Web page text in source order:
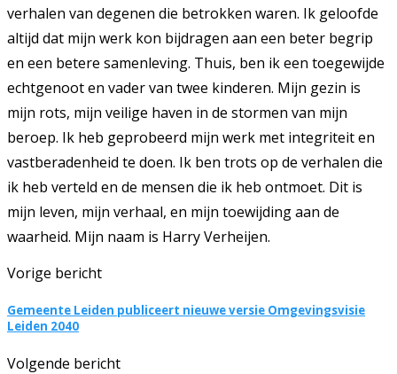
verhalen van degenen die betrokken waren. Ik geloofde
altijd dat mijn werk kon bijdragen aan een beter begrip
en een betere samenleving. Thuis, ben ik een toegewijde
echtgenoot en vader van twee kinderen. Mijn gezin is
mijn rots, mijn veilige haven in de stormen van mijn
beroep. Ik heb geprobeerd mijn werk met integriteit en
vastberadenheid te doen. Ik ben trots op de verhalen die
ik heb verteld en de mensen die ik heb ontmoet. Dit is
mijn leven, mijn verhaal, en mijn toewijding aan de
waarheid. Mijn naam is Harry Verheijen.
Vorige bericht
Gemeente Leiden publiceert nieuwe versie Omgevingsvisie
Leiden 2040
Volgende bericht